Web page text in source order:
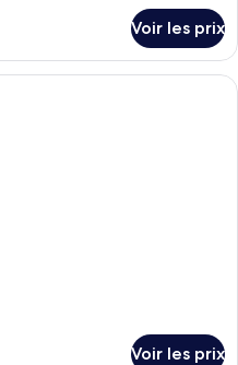
Voir les prix
Une chambre d’hôtel moderne
Voir les prix